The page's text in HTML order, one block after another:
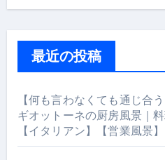
最近の投稿
【何も言わなくても通じ合
ギオットーネの厨房風景｜
【イタリアン】【営業風景】